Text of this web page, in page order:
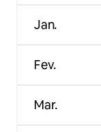
Jan.
Fev.
Mar.